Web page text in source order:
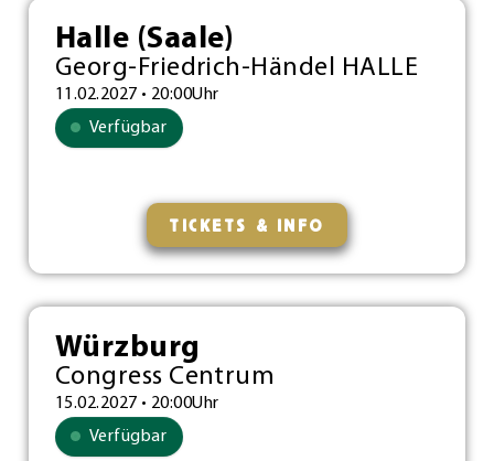
Halle (Saale)
Georg-Friedrich-Händel HALLE
11.02.2027 • 20:00Uhr
Verfügbar
TICKETS & INFO
Würzburg
Congress Centrum
15.02.2027 • 20:00Uhr
Verfügbar